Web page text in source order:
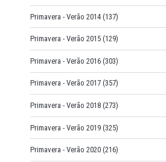
Primavera - Verão 2014 (137)
Primavera - Verão 2015 (129)
Primavera - Verão 2016 (303)
Primavera - Verão 2017 (357)
Primavera - Verão 2018 (273)
Primavera - Verão 2019 (325)
Primavera - Verão 2020 (216)